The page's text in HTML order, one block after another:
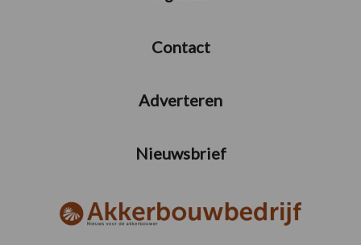
Contact
Adverteren
Nieuwsbrief